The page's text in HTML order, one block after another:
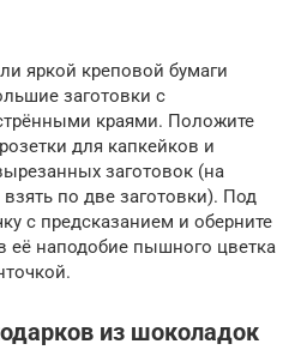
яркой креповой бумаги
заготовки с
краями. Положите
для капкейков и
заготовок (на
по две заготовки). Под
с предсказанием и оберните
её наподобие пышного цветка
из шоколадок